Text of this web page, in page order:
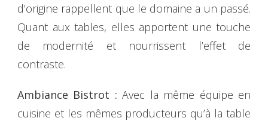
d’origine rappellent que le domaine a un passé.
Quant aux tables, elles apportent une touche
de modernité et nourrissent l’effet de
contraste.
Ambiance Bistrot :Avec la même équipe en
cuisine et les mêmes producteurs qu’à la table